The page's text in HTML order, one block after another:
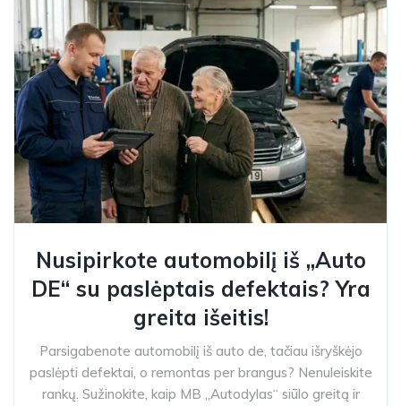
Nusipirkote automobilį iš „Auto
DE“ su paslėptais defektais? Yra
greita išeitis!
Parsigabenote automobilį iš auto de, tačiau išryškėjo
paslėpti defektai, o remontas per brangus? Nenuleiskite
rankų. Sužinokite, kaip MB „Autodylas“ siūlo greitą ir